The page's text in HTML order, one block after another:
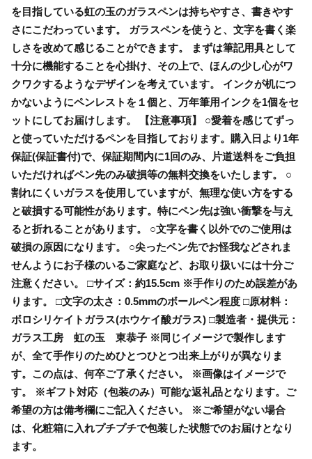
を目指している虹の玉のガラスペンは持ちやすさ、書きやす
さにこだわっています。 ガラスペンを使うと、文字を書く楽
しさを改めて感じることができます。 まずは筆記用具として
十分に機能することを心掛け、その上で、ほんの少し心がワ
クワクするようなデザインを考えています。 インクが机につ
かないようにペンレストを１個と、万年筆用インクを1個をセ
ットにしてお届けします。 【注意事項】 ○愛着を感じてずっ
と使っていただけるペンを目指しております。購入日より1年
保証(保証書付)で、保証期間内に1回のみ、片道送料をご負担
いただければペン先のみ破損等の無料交換をいたします。 ○
割れにくいガラスを使用していますが、無理な使い方をする
と破損する可能性があります。特にペン先は強い衝撃を与え
ると折れることがあります。 ○文字を書く以外でのご使用は
破損の原因になります。 ○尖ったペン先でお怪我などされま
せんようにお子様のいるご家庭など、お取り扱いには十分ご
注意ください。 □サイズ：約15.5cm ※手作りのため誤差があ
ります。 □文字の太さ：0.5mmのボールペン程度 □原材料：
ボロシリケイトガラス(ホウケイ酸ガラス) □製造者・提供元：
ガラス工房 虹の玉 東恭子 ※同じイメージで製作します
が、全て手作りのためひとつひとつ出来上がりが異なりま
す。この点は、何卒ご了承ください。 ※画像はイメージで
す。 ※ギフト対応（包装のみ）可能な返礼品となります。ご
希望の方は備考欄にご記入ください。 ※ご希望がない場合
は、化粧箱に入れプチプチで包装した状態でのお届けとなり
ます。